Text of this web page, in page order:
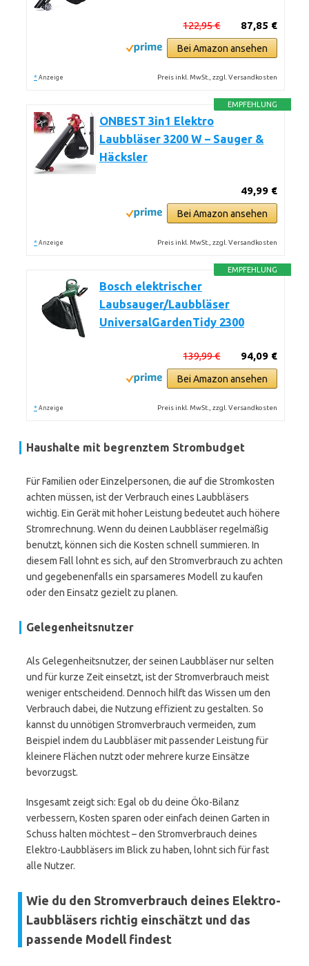
87,85 €
122,95 €
Bei Amazon ansehen
* Anzeige Preis inkl. MwSt., zzgl. Versandkosten
EMPFEHLUNG
ONBEST 3in1 Elektro
Laubbläser 3200 W – Sauger &
Häcksler
49,99 €
Bei Amazon ansehen
* Anzeige Preis inkl. MwSt., zzgl. Versandkosten
EMPFEHLUNG
Bosch elektrischer
Laubsauger/Laubbläser
UniversalGardenTidy 2300
94,09 €
139,99 €
Bei Amazon ansehen
* Anzeige Preis inkl. MwSt., zzgl. Versandkosten
Haushalte mit begrenztem Strombudget
Für Familien oder Einzelpersonen, die auf die Stromkosten
achten müssen, ist der Verbrauch eines Laubbläsers
wichtig. Ein Gerät mit hoher Leistung bedeutet auch höhere
Stromrechnung. Wenn du deinen Laubbläser regelmäßig
benutzt, können sich die Kosten schnell summieren. In
diesem Fall lohnt es sich, auf den Stromverbrauch zu achten
und gegebenenfalls ein sparsameres Modell zu kaufen
oder den Einsatz gezielt zu planen.
Gelegenheitsnutzer
Als Gelegenheitsnutzer, der seinen Laubbläser nur selten
und für kurze Zeit einsetzt, ist der Stromverbrauch meist
weniger entscheidend. Dennoch hilft das Wissen um den
Verbrauch dabei, die Nutzung effizient zu gestalten. So
kannst du unnötigen Stromverbrauch vermeiden, zum
Beispiel indem du Laubbläser mit passender Leistung für
kleinere Flächen nutzt oder mehrere kurze Einsätze
bevorzugst.
Insgesamt zeigt sich: Egal ob du deine Öko-Bilanz
verbessern, Kosten sparen oder einfach deinen Garten in
Schuss halten möchtest – den Stromverbrauch deines
Elektro-Laubbläsers im Blick zu haben, lohnt sich für fast
alle Nutzer.
Wie du den Stromverbrauch deines Elektro-
Laubbläsers richtig einschätzt und das
passende Modell findest